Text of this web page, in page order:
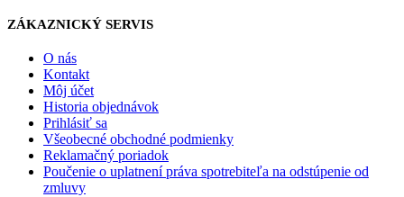
ZÁKAZNICKÝ SERVIS
O nás
Kontakt
Môj účet
Historia objednávok
Prihlásiť sa
Všeobecné obchodné podmienky
Reklamačný poriadok
Poučenie o uplatnení práva spotrebiteľa na odstúpenie od
zmluvy